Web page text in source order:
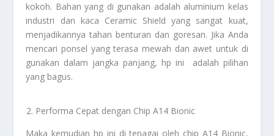
kokoh. Bahan yang di gunakan adalah aluminium kelas
industri dan kaca Ceramic Shield yang sangat kuat,
menjadikannya tahan benturan dan goresan. Jika Anda
mencari ponsel yang terasa mewah dan awet untuk di
gunakan dalam jangka panjang, hp ini adalah pilihan
yang bagus.
Performa Cepat dengan Chip A14 Bionic
Maka kemudian hp ini di tenagai oleh chip A14 Bionic,